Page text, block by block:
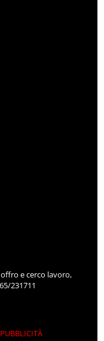
e cerco lavoro,
231711